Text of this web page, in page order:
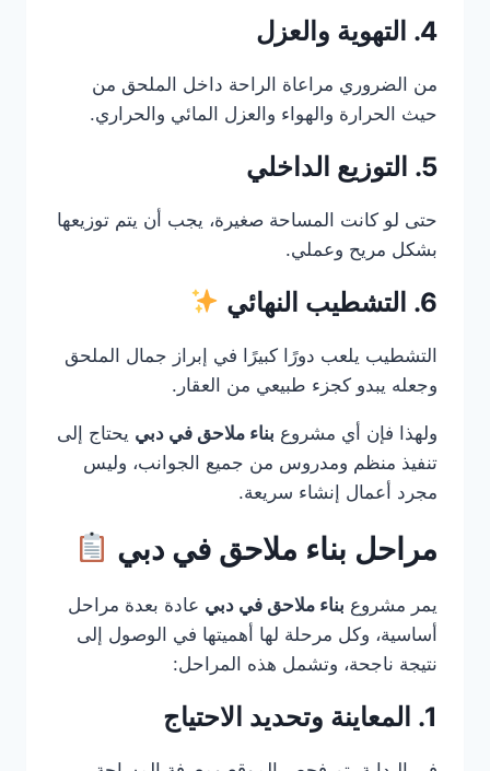
4. التهوية والعزل
من الضروري مراعاة الراحة داخل الملحق من
حيث الحرارة والهواء والعزل المائي والحراري.
5. التوزيع الداخلي
حتى لو كانت المساحة صغيرة، يجب أن يتم توزيعها
بشكل مريح وعملي.
6. التشطيب النهائي
التشطيب يلعب دورًا كبيرًا في إبراز جمال الملحق
وجعله يبدو كجزء طبيعي من العقار.
ولهذا فإن أي مشروع بناء ملاحق في دبي يحتاج إلى
تنفيذ منظم ومدروس من جميع الجوانب، وليس
مجرد أعمال إنشاء سريعة.
مراحل بناء ملاحق في دبي
يمر مشروع بناء ملاحق في دبي عادة بعدة مراحل
أساسية، وكل مرحلة لها أهميتها في الوصول إلى
نتيجة ناجحة، وتشمل هذه المراحل:
1. المعاينة وتحديد الاحتياج